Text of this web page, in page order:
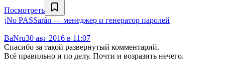
Посмотреть
¡No PASSarán — менеджер и генератор паролей
BaNru30 авг 2016 в 11:07
Спасибо за такой развернутый комментарий.
Всё правильно и по делу. Почти и возразить нечего.